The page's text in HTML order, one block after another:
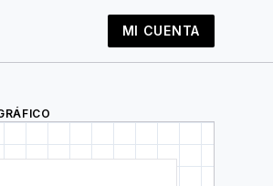
MI CUENTA